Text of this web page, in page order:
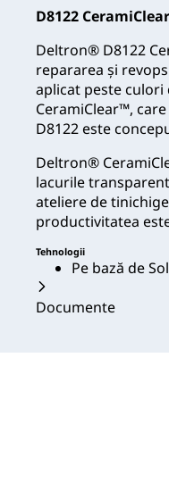
D8122
Deltron® D8122
repararea și
aplicat peste
CeramiClear™,
D8122 este
Deltron®
lacurile
ateliere de
productivitatea
Tehnologii
Pe bază de
Documente